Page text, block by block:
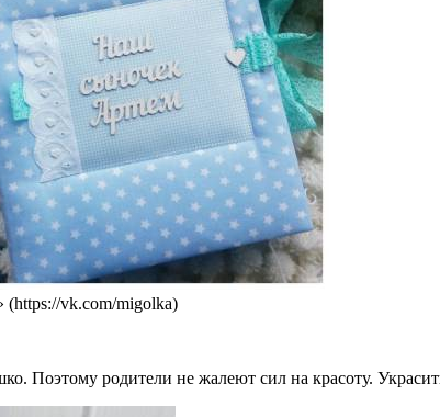
(https://vk.com/migolka)
Поэтому родители не жалеют сил на красоту.